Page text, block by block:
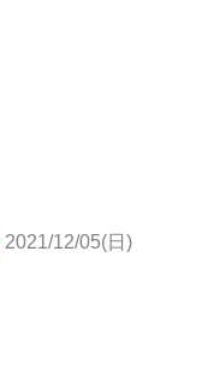
2021/12/05(日)